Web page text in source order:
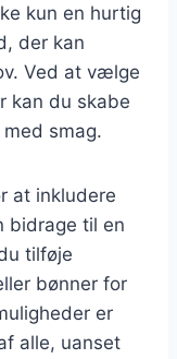
kun en hurtig
der kan
Ved at vælge
kan du skabe
smag.
at inkludere
bidrage til en
tilføje
bønner for
er
alle, uanset